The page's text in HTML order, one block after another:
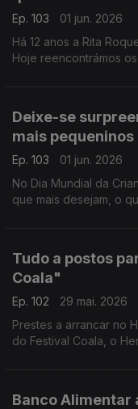
Ep. 103
01 jun. 2026
Há 12 anos a Rita
Hoje reencontrámos
Deixe-se
mais pequeninos
Ep. 103
01 jun. 2026
No Dia Mundial da
que mais desejam, o
Tudo a postos
Coala"
Ep. 102
29 mai. 2026
Prestes a arrancar no
do Festival Coala, o
Banco Alimentar